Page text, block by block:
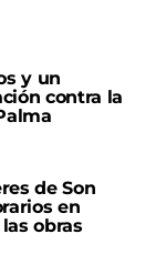
y un
contra la
de Son
en
obras